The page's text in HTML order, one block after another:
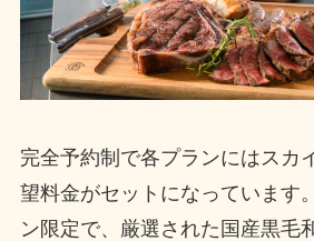
完全予約制で各プランにはスカ
望料金がセットになっています
ン限定で、厳選された国産黒毛